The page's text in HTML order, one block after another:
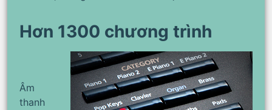
Hơn 1300 chương trình
Âm
thanh